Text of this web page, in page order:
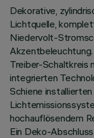
Dekorative,
Lichtquelle,
Niedervolt-
Treiber-Schaltkreis
integrierten
Schiene
hochauflösendem
Ein Deko-